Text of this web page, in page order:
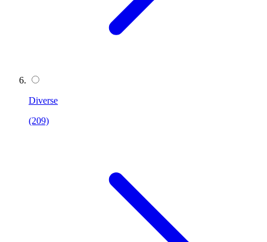
Diverse
(209)